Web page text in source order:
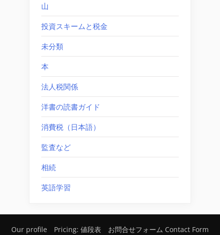
山
投資スキームと税金
未分類
本
法人税関係
洋書の読書ガイド
消費税（日本語）
監査など
相続
英語学習
Our profile Pricing: 値段表 お問合せフォーム Contact Form